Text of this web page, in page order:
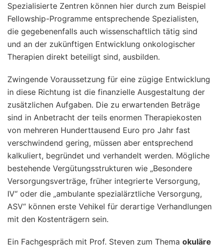
Spezialisierte Zentren können hier durch zum Beispiel
Fellowship-Programme entsprechende Spezialisten,
die gegebenenfalls auch wissenschaftlich tätig sind
und an der zukünftigen Entwicklung onkologischer
Therapien direkt beteiligt sind, ausbilden.
Zwingende Voraussetzung für eine zügige Entwicklung
in diese Richtung ist die finanzielle Ausgestaltung der
zusätzlichen Aufgaben. Die zu erwartenden Beträge
sind in Anbetracht der teils enormen Therapiekosten
von mehreren Hunderttausend Euro pro Jahr fast
verschwindend gering, müssen aber entsprechend
kalkuliert, begründet und verhandelt werden. Mögliche
bestehende Vergütungsstrukturen wie „Besondere
Versorgungsverträge, früher integrierte Versorgung,
IV“ oder die „ambulante spezialärztliche Versorgung,
ASV“ können erste Vehikel für derartige Verhandlungen
mit den Kostenträgern sein.
Ein Fachgespräch mit Prof. Steven zum Thema okuläre